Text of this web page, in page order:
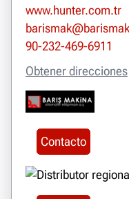
www.hunter.com.tr
90-232-469-6911
Obtener direcciones
Contacto